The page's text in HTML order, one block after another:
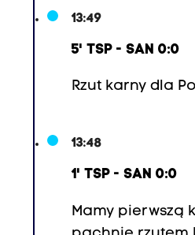
13:49
5' TSP - SAN 0:0
Rzut karny dla
13:48
1' TSP - SAN 0:0
Mamy pierwszą